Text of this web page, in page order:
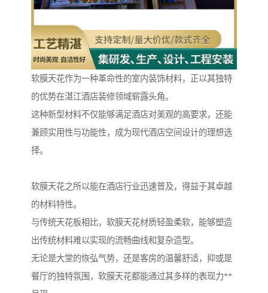
软膜天花作为一种革命性的室内装饰材料，正以其独特
的优势在湛江酒店装修领域崭露头角。
这种新型材料不仅能够满足酒店对美观的高要求，还能
兼顾实用性与功能性，成为现代酒店空间设计的理想选
择。
软膜天花之所以能在酒店行业迅速普及，得益于其卓越
的材料特性。
与传统天花板相比，软膜天花材质轻盈柔软，能够塑造
出传统材料难以实现的流畅曲线和复杂造型。
无论是大堂的恢弘气势，还是客房的温馨舒适，抑或是
餐厅的独特氛围，软膜天花都能通过其多样的表现力**